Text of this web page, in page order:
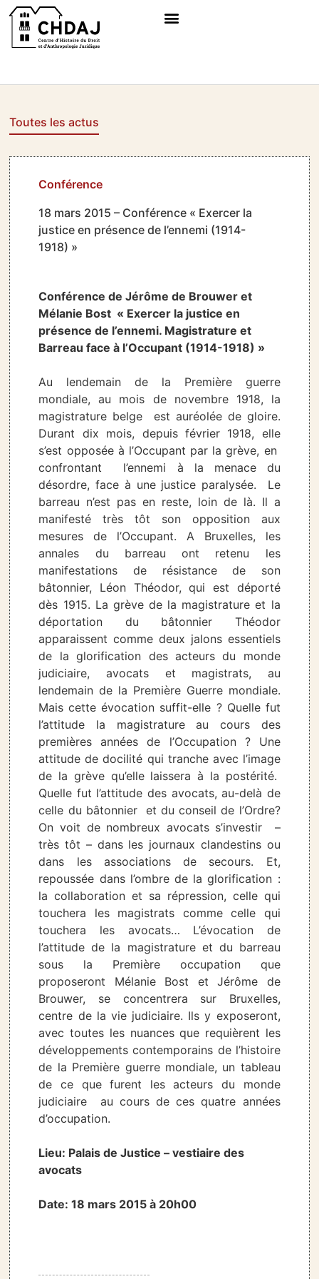
Toutes les actus
Conférence
18 mars 2015 – Conférence « Exercer la
justice en présence de l’ennemi (1914-
1918) »
Conférence de Jérôme de Brouwer et
Mélanie Bost « Exercer la justice en
présence de l’ennemi. Magistrature et
Barreau face à l’Occupant (1914-1918) »
Au lendemain de la Première guerre
mondiale, au mois de novembre 1918, la
magistrature belge est auréolée de gloire.
Durant dix mois, depuis février 1918, elle
s’est opposée à l’Occupant par la grève, en
confrontant l’ennemi à la menace du
désordre, face à une justice paralysée. Le
barreau n’est pas en reste, loin de là. Il a
manifesté très tôt son opposition aux
mesures de l’Occupant. A Bruxelles, les
annales du barreau ont retenu les
manifestations de résistance de son
bâtonnier, Léon Théodor, qui est déporté
dès 1915. La grève de la magistrature et la
déportation du bâtonnier Théodor
apparaissent comme deux jalons essentiels
de la glorification des acteurs du monde
judiciaire, avocats et magistrats, au
lendemain de la Première Guerre mondiale.
Mais cette évocation suffit-elle ? Quelle fut
l’attitude la magistrature au cours des
premières années de l’Occupation ? Une
attitude de docilité qui tranche avec l’image
de la grève qu’elle laissera à la postérité.
Quelle fut l’attitude des avocats, au-delà de
celle du bâtonnier et du conseil de l’Ordre?
On voit de nombreux avocats s’investir –
très tôt – dans les journaux clandestins ou
dans les associations de secours. Et,
repoussée dans l’ombre de la glorification :
la collaboration et sa répression, celle qui
touchera les magistrats comme celle qui
touchera les avocats… L’évocation de
l’attitude de la magistrature et du barreau
sous la Première occupation que
proposeront Mélanie Bost et Jérôme de
Brouwer, se concentrera sur Bruxelles,
centre de la vie judiciaire. Ils y exposeront,
avec toutes les nuances que requièrent les
développements contemporains de l’histoire
de la Première guerre mondiale, un tableau
de ce que furent les acteurs du monde
judiciaire au cours de ces quatre années
d’occupation.
Lieu: Palais de Justice – vestiaire des
avocats
Date: 18 mars 2015 à 20h00